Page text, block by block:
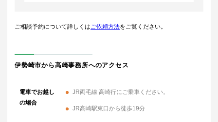
ご相談予約について詳しくはご依頼方法をご覧ください。
伊勢崎市から高崎事務所へのアクセス
電車でお越し
の場合
JR両毛線 高崎行にご乗車ください。
JR高崎駅東口から徒歩19分